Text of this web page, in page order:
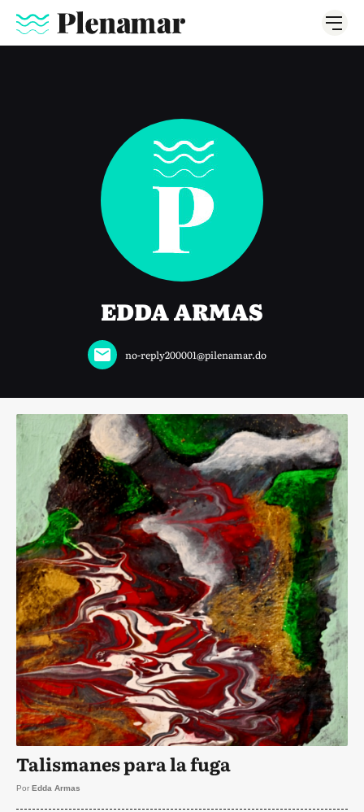
EDDA ARMAS
no-reply200001@pilenamar.do
Talismanes para la fuga
Por Edda Armas